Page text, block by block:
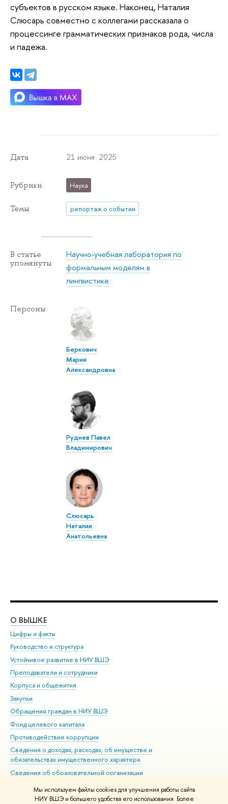
Мы используем файлы cookies для улучшения работы сайта
НИУ ВШЭ и большего удобства его использования. Более
субъектов в русском языке. Наконец, Наталия
Слюсарь совместно с коллегами рассказала о
процессинге грамматических признаков рода, числа
и падежа.
Дата 21 июня 2025
Рубрики Наука
Темы репортаж о событии
В статье
упомянуты
Научно-учебная лаборатория по
формальным моделям в
лингвистике
Персоны
Беркович
Мария
Александровна
Руднев Павел
Владимирович
Слюсарь
Наталия
Анатольевна
О ВЫШКЕ
Цифры и факты
Руководство и структура
Устойчивое развитие в НИУ ВШЭ
Преподаватели и сотрудники
Корпуса и общежития
Закупки
Обращения граждан в НИУ ВШЭ
Фонд целевого капитала
Противодействие коррупции
Сведения о доходах, расходах, об имуществе и
обязательствах имущественного характера
Сведения об образовательной организации
Людям с ограниченными возможностями здоровья
Единая платежная страница